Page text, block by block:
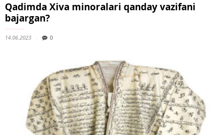
Qadimda Xiva minoralari qanday vazifani
bajargan?
14.06.2023 0